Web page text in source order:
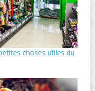
choses utiles du